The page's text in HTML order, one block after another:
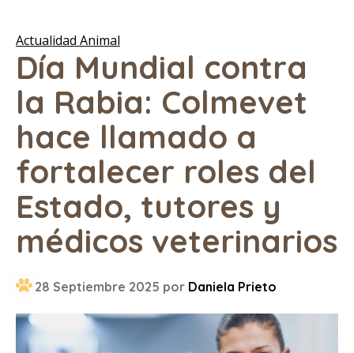
Actualidad Animal
Día Mundial contra
la Rabia: Colmevet
hace llamado a
fortalecer roles del
Estado, tutores y
médicos veterinarios
28 Septiembre 2025 por Daniela Prieto